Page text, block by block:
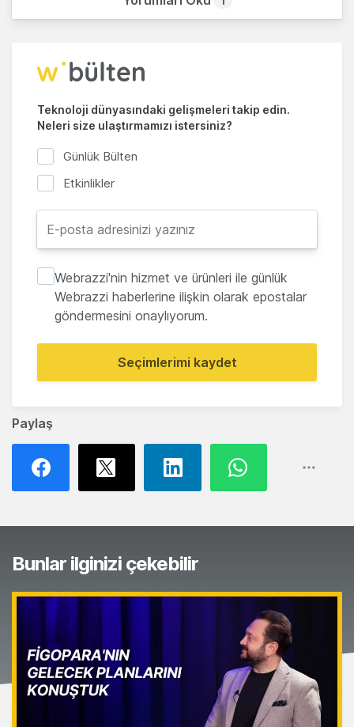
Paylaş
Teknoloji dünyasındaki gelişmeleri takip edin.
Neleri size ulaştırmamızı istersiniz?
Günlük Bülten
Etkinlikler
Webrazzi'nin hizmet ve ürünleri ile günlük
Webrazzi haberlerine ilişkin olarak epostalar
göndermesini onaylıyorum.
Seçimlerimi kaydet
Bunlar ilginizi çekebilir